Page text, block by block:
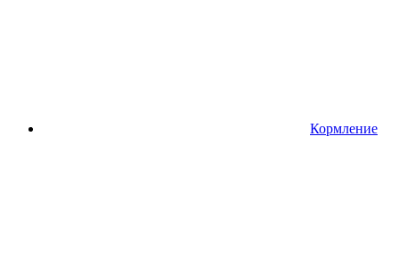
Кормление